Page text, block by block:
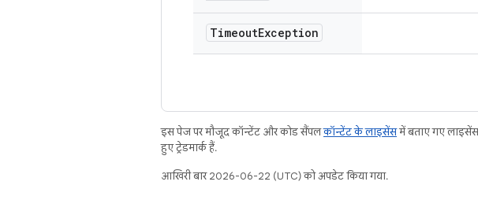
TimeoutException
इस पेज पर मौजूद कॉन्टेंट और कोड सैंपलकॉन्टेंट के लाइसेंसमें बताए गए लाइसेंस
हुए ट्रेडमार्क हैं.
आखिरी बार 2026-06-22 (UTC) को अपडेट किया गया.